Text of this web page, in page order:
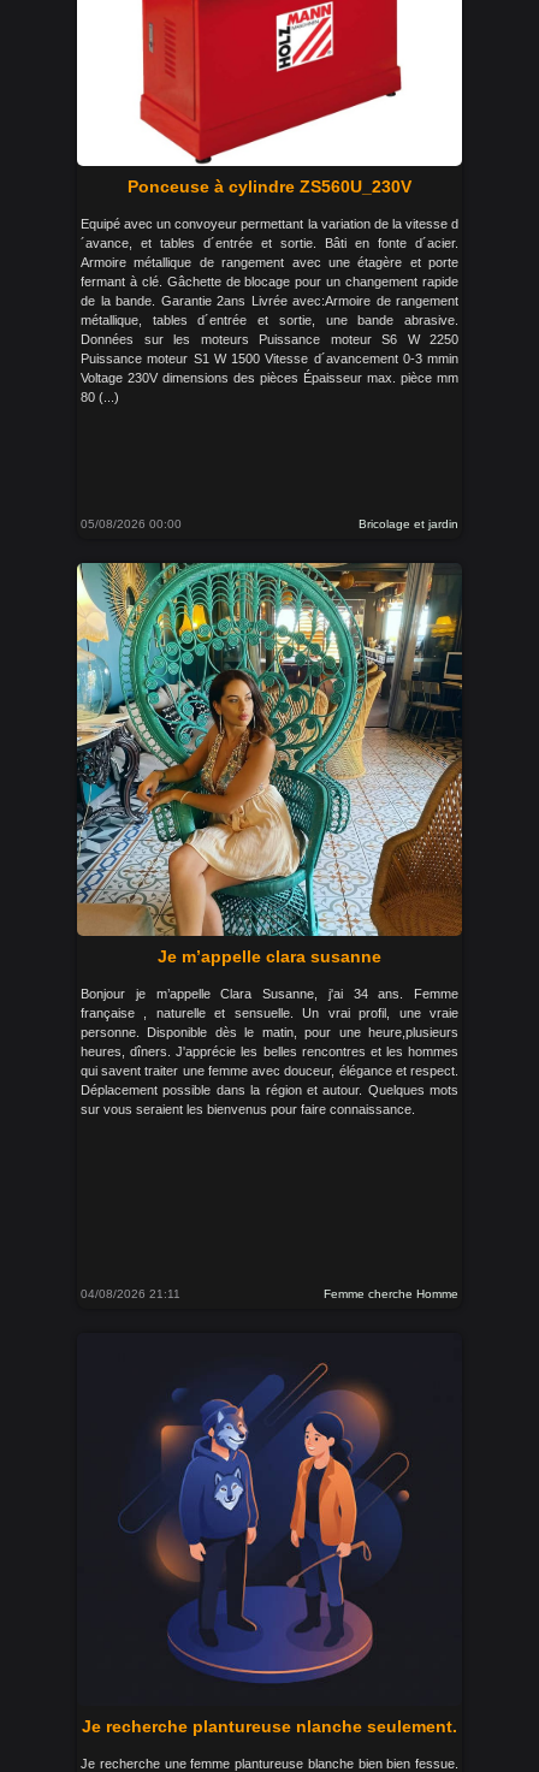
Ponceuse à cylindre ZS560U_230V
Equipé avec un convoyeur permettant la variation de la vitesse d
´avance, et tables d´entrée et sortie. Bâti en fonte d´acier.
Armoire métallique de rangement avec une étagère et porte
fermant à clé. Gâchette de blocage pour un changement rapide
de la bande. Garantie 2ans Livrée avec:Armoire de rangement
métallique, tables d´entrée et sortie, une bande abrasive.
Données sur les moteurs Puissance moteur S6 W 2250
Puissance moteur S1 W 1500 Vitesse d´avancement 0-3 mmin
Voltage 230V dimensions des pièces Épaisseur max. pièce mm
80 (...)
05/08/2026 00:00 Bricolage et jardin
Je m’appelle clara susanne
Bonjour je m’appelle Clara Susanne, j'ai 34 ans. Femme
française , naturelle et sensuelle. Un vrai profil, une vraie
personne. Disponible dès le matin, pour une heure,plusieurs
heures, dîners. J'apprécie les belles rencontres et les hommes
qui savent traiter une femme avec douceur, élégance et respect.
Déplacement possible dans la région et autour. Quelques mots
sur vous seraient les bienvenus pour faire connaissance.
04/08/2026 21:11 Femme cherche Homme
Je recherche plantureuse nlanche seulement.
Je recherche une femme plantureuse blanche bien bien fessue.